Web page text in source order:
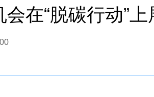
在“脱碳行动”